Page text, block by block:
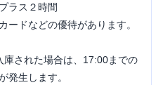
ラス２時間
ードなどの優待があります。
された場合は、17:00までの
発生します。